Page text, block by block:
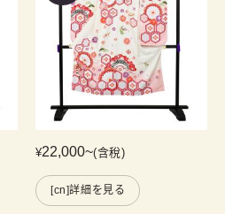
¥22,000~(含稅)
[cn]詳細を見る